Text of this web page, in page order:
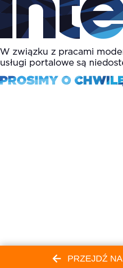
PRZEJDŹ NA